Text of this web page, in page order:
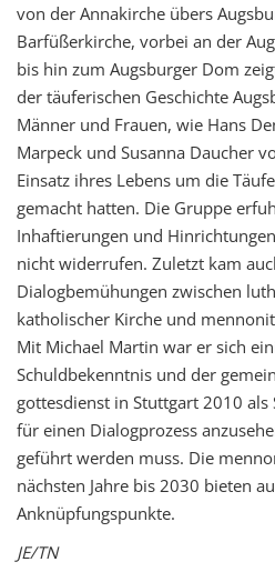
von der Annakirche übers
Barfüßerkirche, vorbei an der
bis hin zum Augsburger Dom
der täuferischen Geschichte
Männer und Frauen, wie Hans
Marpeck und Susanna Daucher
Einsatz ihres Lebens um die
gemacht hatten. Die Gruppe
Inhaftierungen und
nicht widerrufen. Zuletzt kam
Dialogbemühungen zwischen
katholischer Kirche und
Mit Michael Martin war er sich
Schuldbekenntnis und der
gottesdienst in Stuttgart 2010
für einen Dialogprozess
geführt werden muss. Die
nächsten Jahre bis 2030 bieten
Anknüpfungspunkte.
JE/TN